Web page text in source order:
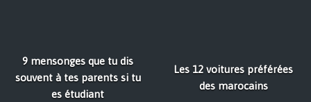
9 mensonges que tu dis
souvent à tes parents si tu
es étudiant
Les 12 voitures préférées
des marocains